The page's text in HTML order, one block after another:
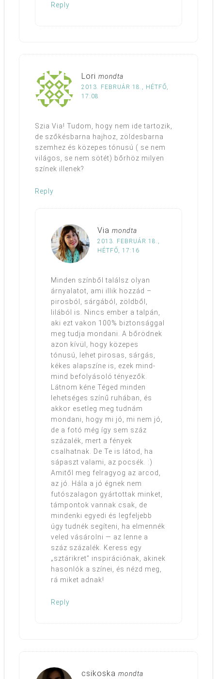
Reply
Lori mondta
2013. FEBRUÁR 18., HÉTFŐ,
17:08
Szia Via! Tudom, hogy nem ide tartozik,
de szőkésbarna hajhoz, zöldesbarna
szemhez és közepes tónusú ( se nem
világos, se nem sötét) bőrhöz milyen
színek illenek?
Reply
Via mondta
2013. FEBRUÁR 18.,
HÉTFŐ, 17:16
Minden színből találsz olyan
árnyalatot, ami illik hozzád –
pirosból, sárgából, zöldből,
lilából is. Nincs ember a talpán,
aki ezt vakon 100% biztonsággal
meg tudja mondani. A bőrödnek
azon kívül, hogy közepes
tónusú, lehet pirosas, sárgás,
kékes alapszíne is, ezek mind-
mind befolyásoló tényezők.
Látnom kéne Téged minden
lehetséges színű ruhában, és
akkor esetleg meg tudnám
mondani, hogy mi jó, mi nem jó,
de a fotó még így sem száz
százalék, mert a fények
csalhatnak. De Te is látod, ha
sápaszt valami, az pocsék. :)
Amitől meg felragyog az arcod,
az jó. Hála a jó égnek nem
futószalagon gyártottak minket,
támpontok vannak csak, de
mindenki egyedi és legfeljebb
úgy tudnék segíteni, ha elmennék
veled vásárolni — az lenne a
száz százalék. Keress egy
„sztárikret” inspirációnak, akinek
hasonlók a színei, és nézd meg,
rá miket adnak!
Reply
csikoska mondta